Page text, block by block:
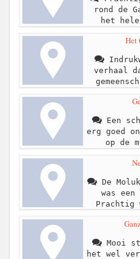
rond de
het
Het
verhaal
Een
erg goed
op de
De
was
Prachtig
Mooi
het wel